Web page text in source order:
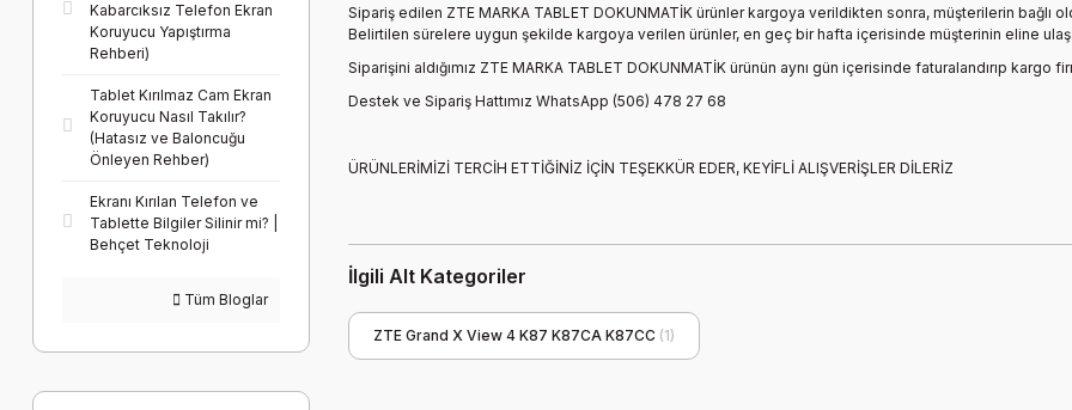
Kabarcıksız Telefon Ekran
Koruyucu Yapıştırma
Rehberi)
Tablet Kırılmaz Cam Ekran
Koruyucu Nasıl Takılır?
(Hatasız ve Baloncuğu
Önleyen Rehber)
Ekranı Kırılan Telefon ve
Tablette Bilgiler Silinir mi? |
Behçet Teknoloji
Tüm Bloglar
Sipariş edilen ZTE MARKA TABLET DOKUNMATİK ürünler kargoya verildikten sonra, müşterilerin bağlı
Belirtilen sürelere uygun şekilde kargoya verilen ürünler, en geç bir hafta içerisinde müşterinin eline
Siparişini aldığımız ZTE MARKA TABLET DOKUNMATİK ürünün aynı gün içerisinde faturalandırıp kargo
Destek ve Sipariş Hattımız WhatsApp (506) 478 27 68
ÜRÜNLERİMİZİ TERCİH ETTİĞİNİZ İÇİN TEŞEKKÜR EDER, KEYİFLİ ALIŞVERİŞLER DİLERİZ
İlgili Alt Kategoriler
ZTE Grand X View 4 K87 K87CA K87CC (1)